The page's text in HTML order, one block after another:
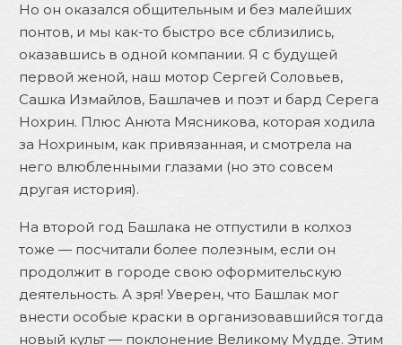
Но он оказался общительным и без малейших
понтов, и мы как-то быстро все сблизились,
оказавшись в одной компании. Я с будущей
первой женой, наш мотор Сергей Соловьев,
Сашка Измайлов, Башлачев и поэт и бард Серега
Нохрин. Плюс Анюта Мясникова, которая ходила
за Нохриным, как привязанная, и смотрела на
него влюбленными глазами (но это совсем
другая история).
На второй год Башлака не отпустили в колхоз
тоже — посчитали более полезным, если он
продолжит в городе свою оформительскую
деятельность. А зря! Уверен, что Башлак мог
внести особые краски в организовавшийся тогда
новый культ — поклонение Великому Мудде. Этим